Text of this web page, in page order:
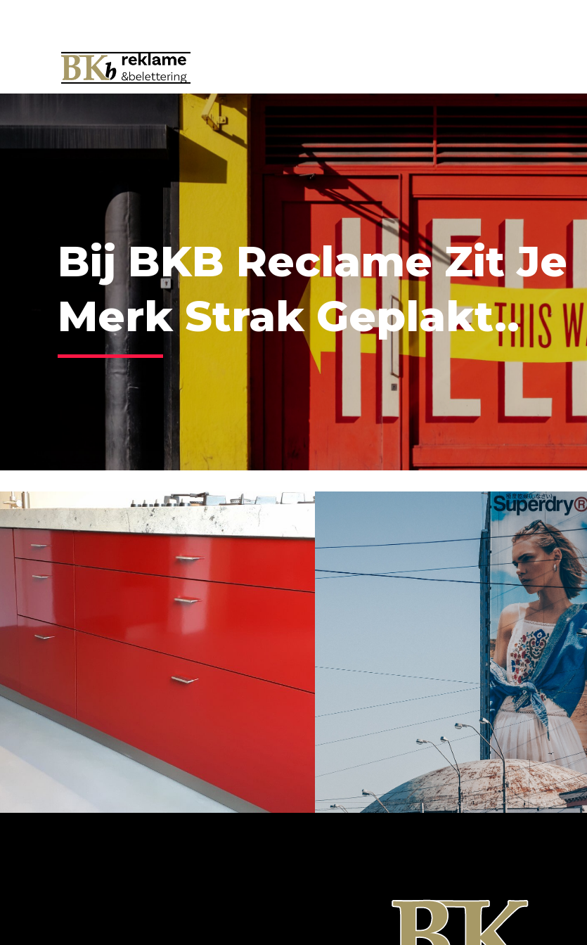
Bij BKB Reclame Zit Je
Merk Strak Geplakt..